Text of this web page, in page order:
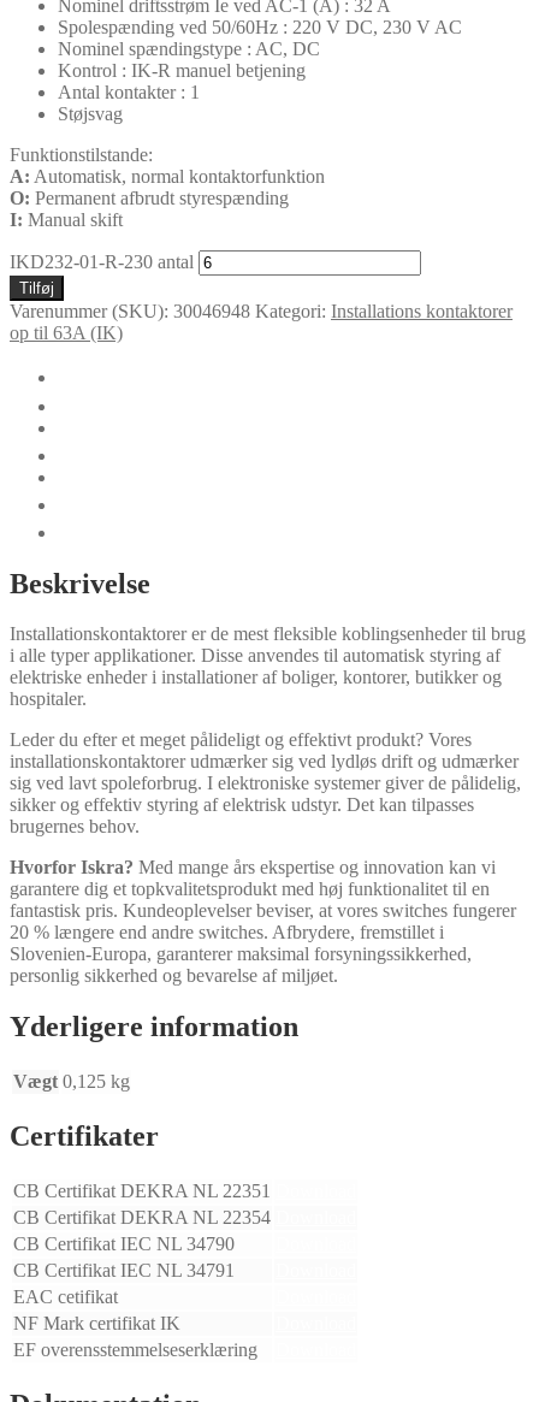
Nominel driftsstrøm Ie ved AC-1 (A) : 32 A
Spolespænding ved 50/60Hz : 220 V DC, 230 V AC
Nominel spændingstype : AC, DC
Kontrol : IK-R manuel betjening
Antal kontakter : 1
Støjsvag
Funktionstilstande:
A: Automatisk, normal kontaktorfunktion
O: Permanent afbrudt styrespænding
I: Manual skift
IKD232-01-R-230 antal
Tilføj
Varenummer (SKU): 30046948 Kategori: Installations kontaktorer
op til 63A (IK)
Beskrivelse
Installationskontaktorer er de mest fleksible koblingsenheder til brug
i alle typer applikationer. Disse anvendes til automatisk styring af
elektriske enheder i installationer af boliger, kontorer, butikker og
hospitaler.
Leder du efter et meget pålideligt og effektivt produkt? Vores
installationskontaktorer udmærker sig ved lydløs drift og udmærker
sig ved lavt spoleforbrug. I elektroniske systemer giver de pålidelig,
sikker og effektiv styring af elektrisk udstyr. Det kan tilpasses
brugernes behov.
Hvorfor Iskra? Med mange års ekspertise og innovation kan vi
garantere dig et topkvalitetsprodukt med høj funktionalitet til en
fantastisk pris. Kundeoplevelser beviser, at vores switches fungerer
20 % længere end andre switches. Afbrydere, fremstillet i
Slovenien-Europa, garanterer maksimal forsyningssikkerhed,
personlig sikkerhed og bevarelse af miljøet.
Yderligere information
Vægt 0,125 kg
Certifikater
CB Certifikat DEKRA NL 22351
CB Certifikat DEKRA NL 22354
CB Certifikat IEC NL 34790
CB Certifikat IEC NL 34791
EAC cetifikat
NF Mark certifikat IK
EF overensstemmelseserklæring